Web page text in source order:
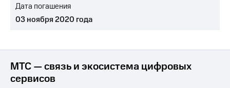
Корпоративное
управление
секретарь
информации
Информация
Дата погашения
03 ноября 2020 года
МТС — связь и экосистема цифровых
сервисов